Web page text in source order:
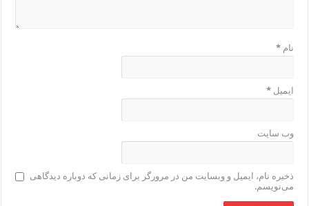
نام*
ایمیل*
وب‌ سایت
ذخیره نام، ایمیل و وبسایت من در مرورگر برای زمانی که دوباره دیدگاهی
می‌نویسم.